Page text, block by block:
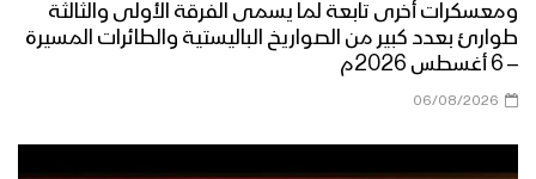
ومعسكرات أخرى تابعة لما يسمى الفرقة الأولى والثالثة
طوارئ بعدد كبير من الصواريخ الباليستية والطائرات المسيرة
– 6 أغسطس 2026م
06/08/2026